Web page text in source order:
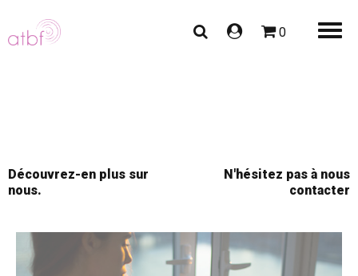
0
Découvrez-en plus sur
nous.
N'hésitez pas à nous
contacter